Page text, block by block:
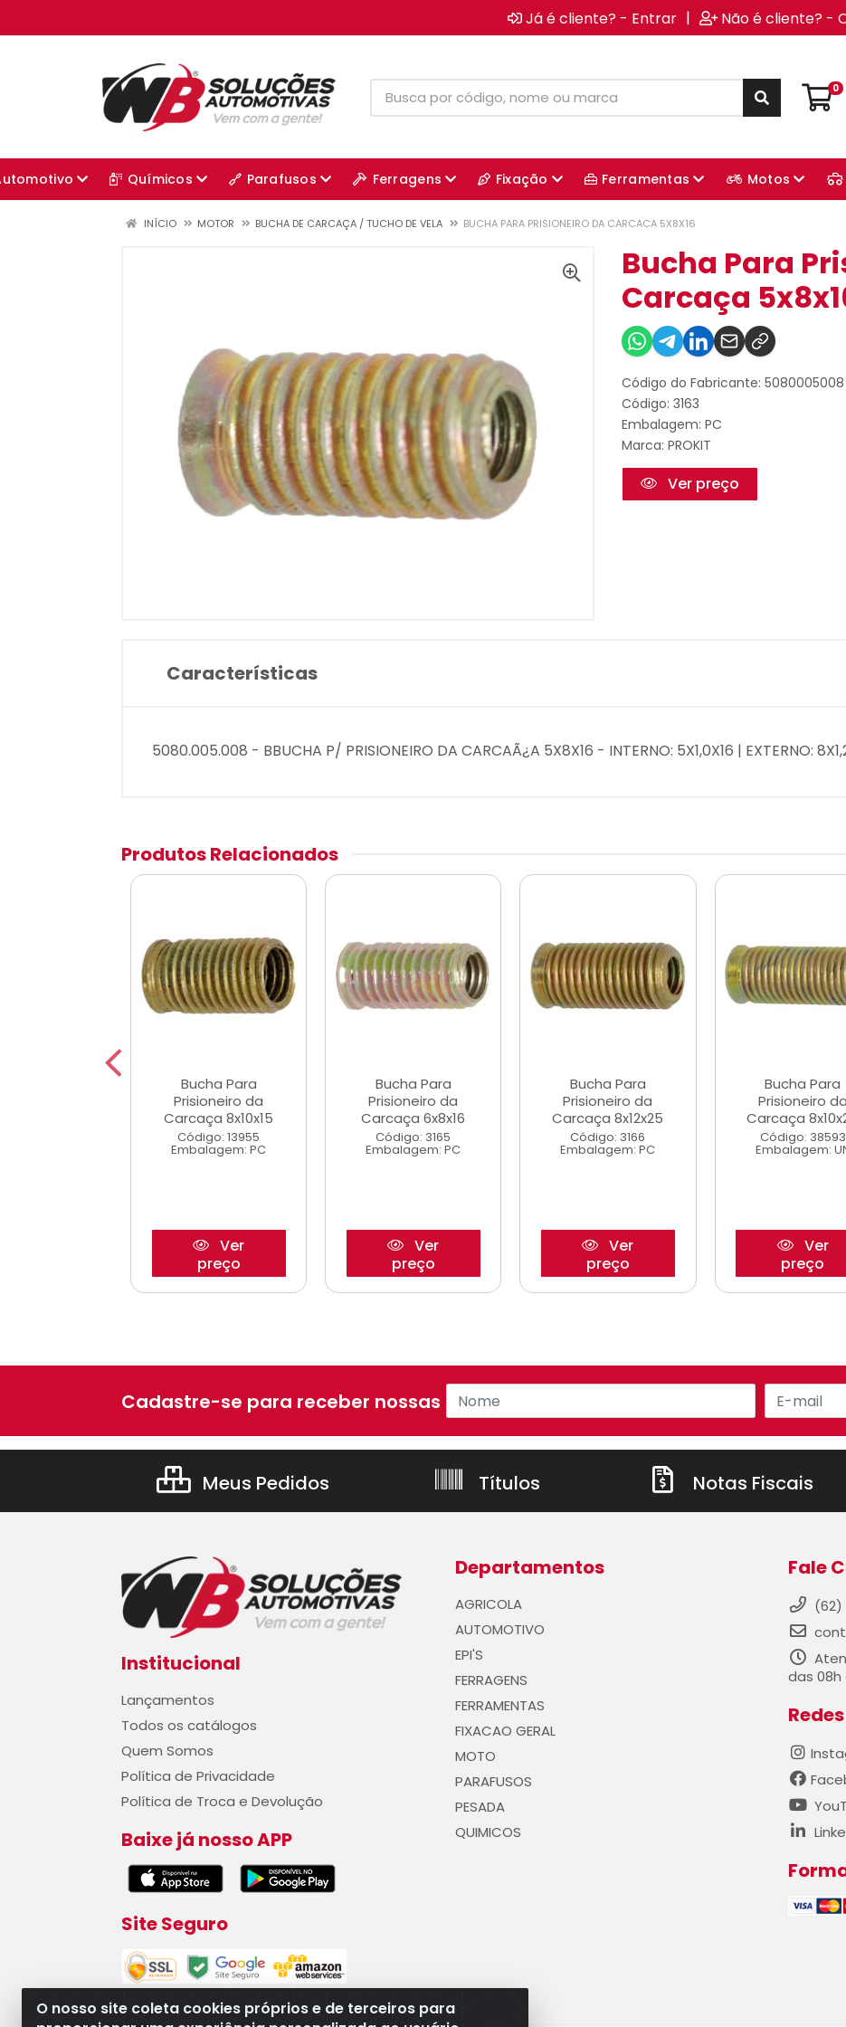
Já é cliente? - Entrar | Não é cliente? -
0
Químicos Parafusos Ferragens Fixação Ferramentas Motos
INÍCIO MOTOR BUCHA DE CARCAÇA / TUCHO DE VELA BUCHA PARA PRISIONEIRO DA CARCACA 5X8X16
Bucha Para
Carcaça
Código do Fabricante: 5080005008
Código: 3163
Embalagem: PC
Marca: PROKIT
Ver preço
Características
5080.005.008 - BBUCHA P/ PRISIONEIRO DA CARCAÃ¿A 5X8X16 - INTERNO: 5X1,0X16 | EXTERNO:
Produtos Relacionados
Bucha Para
Prisioneiro da
Carcaça 8x10x15
Código: 13955
Embalagem: PC
Ver
preço
Bucha Para
Prisioneiro da
Carcaça 6x8x16
Código: 3165
Embalagem: PC
Ver
preço
Bucha Para
Prisioneiro da
Carcaça 8x12x25
Código: 3166
Embalagem: PC
Ver
preço
Bucha Para
Prisioneiro da
Carcaça
Código: 38593
Embalagem:
Ver
preço
O nosso site coleta cookies próprios e de terceiros para
Cadastre-se para receber nossas ofertas!
Meus Pedidos Títulos Notas Fiscais
Institucional
Lançamentos
Todos os catálogos
Quem Somos
Política de Privacidade
Política de Troca e Devolução
Baixe já nosso APP
Site Seguro
Departamentos
AGRICOLA
AUTOMOTIVO
EPI'S
FERRAGENS
FERRAMENTAS
FIXACAO GERAL
MOTO
PARAFUSOS
PESADA
QUIMICOS
Fale
(62)
das 08h